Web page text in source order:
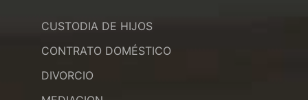
CUSTODIA DE HIJOS
CONTRATO DOMÉSTICO
DIVORCIO